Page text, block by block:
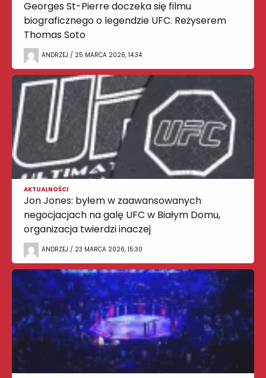
Georges St-Pierre doczeka się filmu
biograficznego o legendzie UFC. Reżyserem
Thomas Soto
ANDRZEJ / 25 MARCA 2026, 14:34
AKTUALNOŚCI
Jon Jones: byłem w zaawansowanych
negocjacjach na galę UFC w Białym Domu,
organizacja twierdzi inaczej
ANDRZEJ / 23 MARCA 2026, 15:30